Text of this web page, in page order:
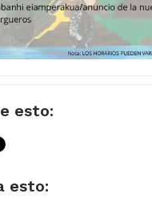
esto:
esto: